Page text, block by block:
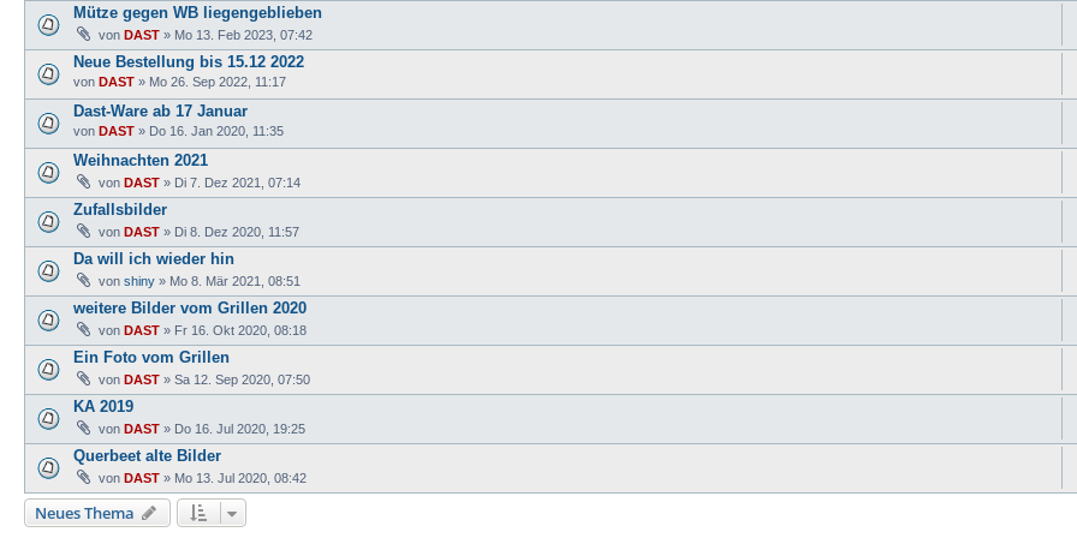
Mütze gegen WB liegengeblieben
von DAST » Mo 13. Feb 2023, 07:42
Neue Bestellung bis 15.12 2022
von DAST » Mo 26. Sep 2022, 11:17
Dast-Ware ab 17 Januar
von DAST » Do 16. Jan 2020, 11:35
Weihnachten 2021
von DAST » Di 7. Dez 2021, 07:14
Zufallsbilder
von DAST » Di 8. Dez 2020, 11:57
Da will ich wieder hin
von shiny » Mo 8. Mär 2021, 08:51
weitere Bilder vom Grillen 2020
von DAST » Fr 16. Okt 2020, 08:18
Ein Foto vom Grillen
von DAST » Sa 12. Sep 2020, 07:50
KA 2019
von DAST » Do 16. Jul 2020, 19:25
Querbeet alte Bilder
von DAST » Mo 13. Jul 2020, 08:42
Neues Thema